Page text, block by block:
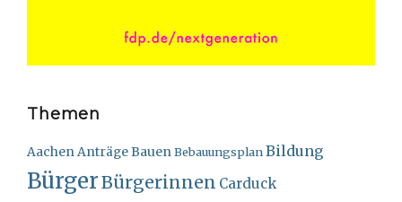
Themen
AachenAnträgeBauenBebauungsplanBildung
BürgerBürgerinnen Carduck